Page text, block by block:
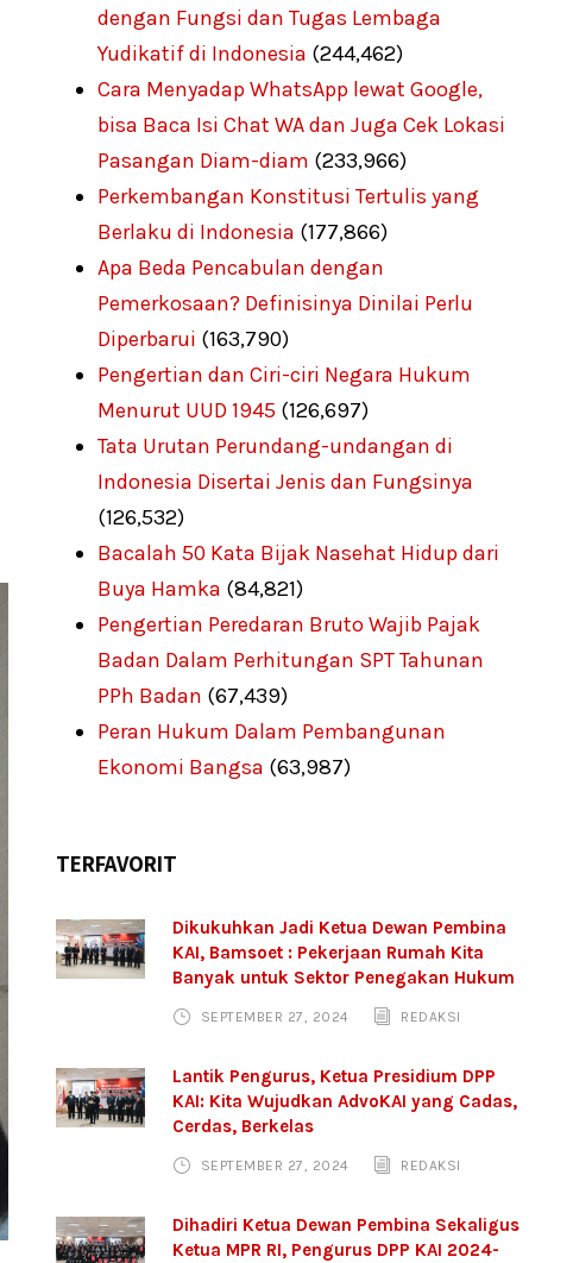
dengan Fungsi dan Tugas Lembaga
Yudikatif di Indonesia (244,462)
Cara Menyadap WhatsApp lewat Google,
bisa Baca Isi Chat WA dan Juga Cek Lokasi
Pasangan Diam-diam (233,966)
Perkembangan Konstitusi Tertulis yang
Berlaku di Indonesia (177,866)
Apa Beda Pencabulan dengan
Pemerkosaan? Definisinya Dinilai Perlu
Diperbarui (163,790)
Pengertian dan Ciri-ciri Negara Hukum
Menurut UUD 1945 (126,697)
Tata Urutan Perundang-undangan di
Indonesia Disertai Jenis dan Fungsinya
(126,532)
Bacalah 50 Kata Bijak Nasehat Hidup dari
Buya Hamka (84,821)
Pengertian Peredaran Bruto Wajib Pajak
Badan Dalam Perhitungan SPT Tahunan
PPh Badan (67,439)
Peran Hukum Dalam Pembangunan
Ekonomi Bangsa (63,987)
TERFAVORIT
Dikukuhkan Jadi Ketua Dewan Pembina
KAI, Bamsoet : Pekerjaan Rumah Kita
Banyak untuk Sektor Penegakan Hukum
SEPTEMBER 27, 2024 REDAKSI
Lantik Pengurus, Ketua Presidium DPP
KAI: Kita Wujudkan AdvoKAI yang Cadas,
Cerdas, Berkelas
SEPTEMBER 27, 2024 REDAKSI
Dihadiri Ketua Dewan Pembina Sekaligus
Ketua MPR RI, Pengurus DPP KAI 2024-